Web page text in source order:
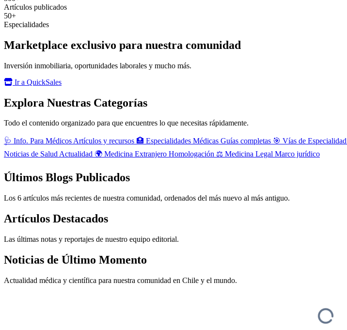
Artículos publicados
50+
Especialidades
Marketplace exclusivo para nuestra comunidad
Inversión inmobiliaria, oportunidades laborales y mucho más.
Ir a QuickSales
Explora Nuestras Categorías
Todo el contenido organizado para que encuentres lo que necesitas rápidamente.
🩺 Info. Para MédicosArtículos y recursos 🏥 Especialidades Médicas Guías completas 🎯 Vías de Especialidad
Noticias de SaludActualidad 🌍 Medicina Extranjero Homologación ⚖️ Medicina Legal Marco jurídico
Últimos Blogs Publicados
Los 6 artículos más recientes de nuestra comunidad, ordenados del más nuevo al más antiguo.
Artículos Destacados
Las últimas notas y reportajes de nuestro equipo editorial.
Noticias de Último Momento
Actualidad médica y científica para nuestra comunidad en Chile y el mundo.